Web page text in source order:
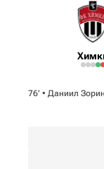
76‎’‎ • Даниил Зорин